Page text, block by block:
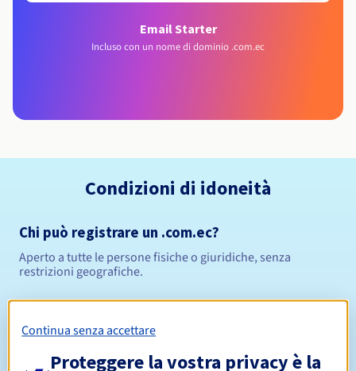
Email Starter
Incluso con un nome di dominio .com.ec
Condizioni di idoneità
Chi può registrare un .com.ec?
Aperto a tutte le persone fisiche o giuridiche, senza
restrizioni geografiche.
Regole di gestione e notifiche
Continua senza accettare
Proteggere la vostra privacy è la